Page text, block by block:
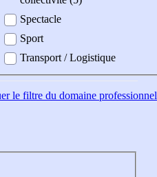
Spectacle
Sport
Transport / Logistique
le filtre du domaine professionnel